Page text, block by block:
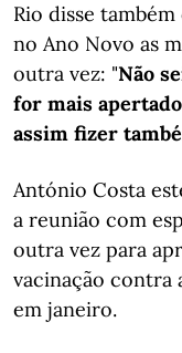
Rio disse
no Ano Novo as
outra vez: "Não
for mais
assim fizer
António Costa
a reunião com
outra vez para
vacinação contra
em janeiro.